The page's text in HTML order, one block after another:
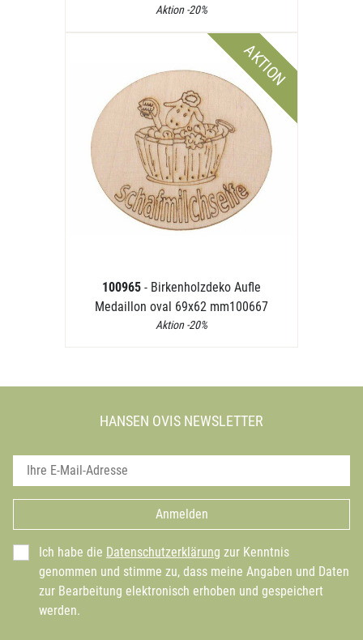
Aktion -20%
AKTION
100965 - Birkenholzdeko Aufle
Medaillon oval 69x62 mm100667
Aktion -20%
HANSEN OVIS NEWSLETTER
Anmelden
Ich habe die Datenschutzerklärung zur Kenntnis
genommen und stimme zu, dass meine Angaben und Daten
zur Bearbeitung elektronisch erhoben und gespeichert
werden.